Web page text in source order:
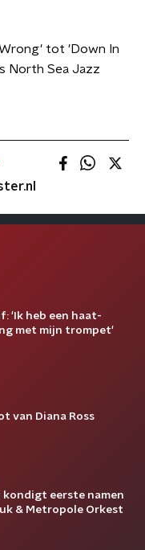
tot 'Down In
North Sea Jazz
'Ik heb een haat-
met mijn trompet'
van Diana Ross
kondigt eerste namen
& Metropole Orkest